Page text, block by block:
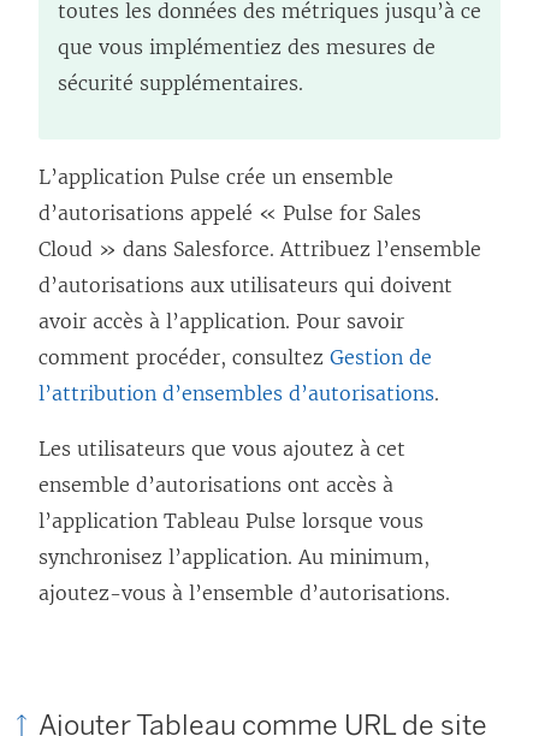
toutes les données des métriques jusqu’à ce
que vous implémentiez des mesures de
sécurité supplémentaires.
L’application Pulse crée un ensemble
d’autorisations appelé « Pulse for Sales
Cloud » dans Salesforce. Attribuez l’ensemble
d’autorisations aux utilisateurs qui doivent
avoir accès à l’application. Pour savoir
comment procéder, consultez Gestion de
l’attribution d’ensembles d’autorisations.
Les utilisateurs que vous ajoutez à cet
ensemble d’autorisations ont accès à
l’application Tableau Pulse lorsque vous
synchronisez l’application. Au minimum,
ajoutez-vous à l’ensemble d’autorisations.
Ajouter Tableau comme URL de site